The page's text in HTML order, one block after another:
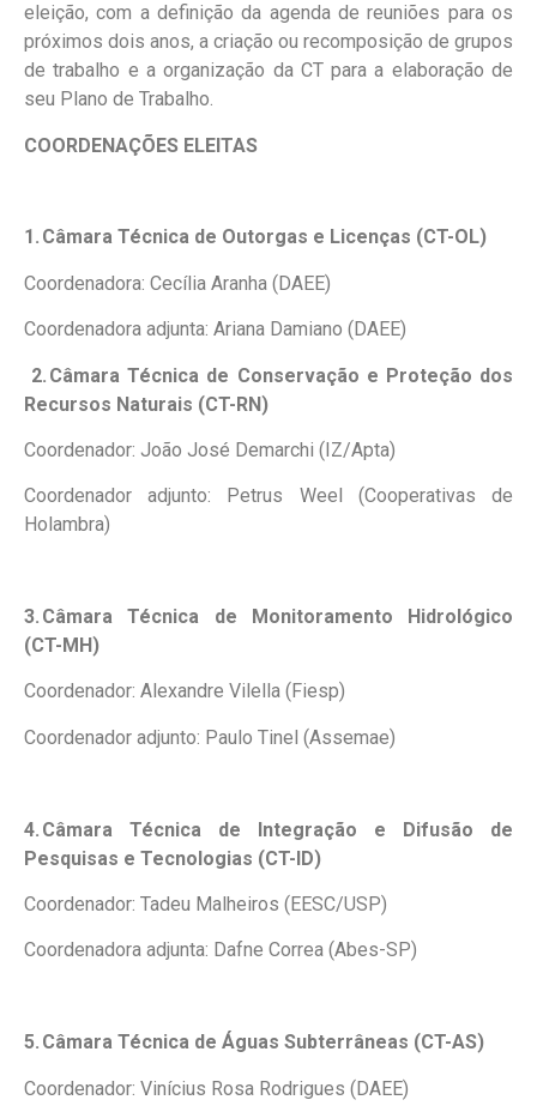
eleição, com a definição da agenda de reuniões para os
próximos dois anos, a criação ou recomposição de grupos
de trabalho e a organização da CT para a elaboração de
seu Plano de Trabalho.
COORDENAÇÕES ELEITAS
1. Câmara Técnica de Outorgas e Licenças (CT-OL)
Coordenadora: Cecília Aranha (DAEE)
Coordenadora adjunta: Ariana Damiano (DAEE)
2. Câmara Técnica de Conservação e Proteção dos
Recursos Naturais (CT-RN)
Coordenador: João José Demarchi (IZ/Apta)
Coordenador adjunto: Petrus Weel (Cooperativas de
Holambra)
3. Câmara Técnica de Monitoramento Hidrológico
(CT-MH)
Coordenador: Alexandre Vilella (Fiesp)
Coordenador adjunto: Paulo Tinel (Assemae)
4. Câmara Técnica de Integração e Difusão de
Pesquisas e Tecnologias (CT-ID)
Coordenador: Tadeu Malheiros (EESC/USP)
Coordenadora adjunta: Dafne Correa (Abes-SP)
5. Câmara Técnica de Águas Subterrâneas (CT-AS)
Coordenador: Vinícius Rosa Rodrigues (DAEE)